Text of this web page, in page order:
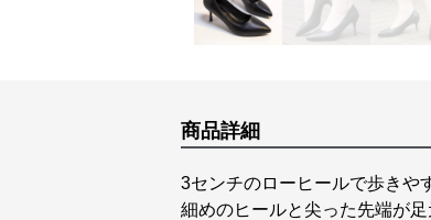
商品詳細
3センチのローヒールで歩きや
細めのヒールと尖った先端が